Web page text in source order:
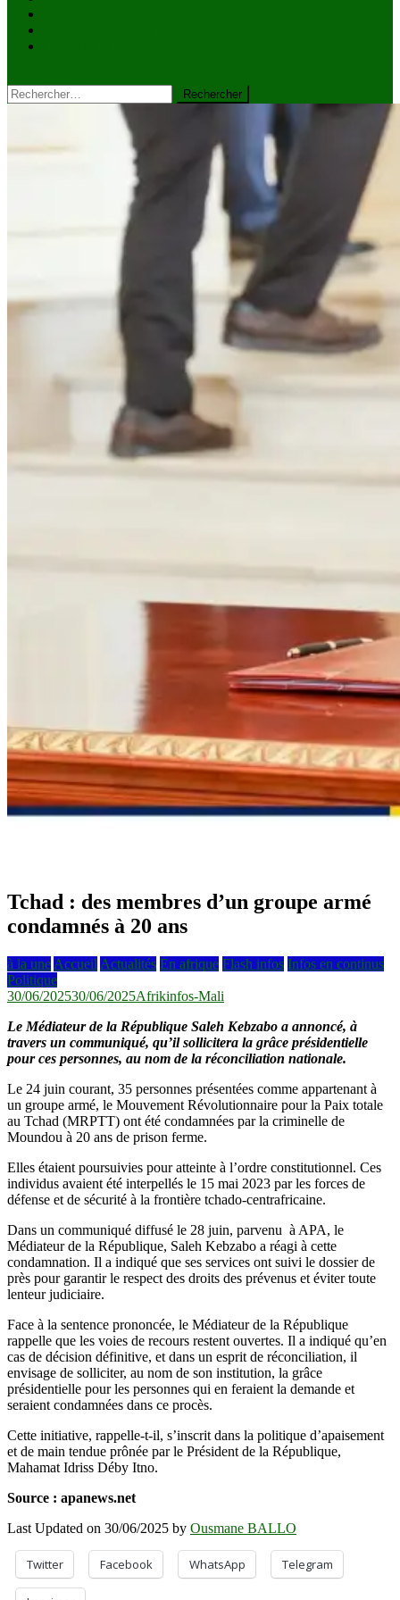
Rechercher :
Tchad : des membres d’un groupe armé
condamnés à 20 ans
à la une Accueil Actualités En afrique Flash infos Infos en continus
Politique
30/06/202530/06/2025Afrikinfos-Mali
Le Médiateur de la République Saleh Kebzabo a annoncé, à
travers un communiqué, qu’il sollicitera la grâce présidentielle
pour ces personnes, au nom de la réconciliation nationale.
Le 24 juin courant, 35 personnes présentées comme appartenant à
un groupe armé, le Mouvement Révolutionnaire pour la Paix totale
au Tchad (MRPTT) ont été condamnées par la criminelle de
Moundou à 20 ans de prison ferme.
Elles étaient poursuivies pour atteinte à l’ordre constitutionnel. Ces
individus avaient été interpellés le 15 mai 2023 par les forces de
défense et de sécurité à la frontière tchado-centrafricaine.
Dans un communiqué diffusé le 28 juin, parvenu à APA, le
Médiateur de la République, Saleh Kebzabo a réagi à cette
condamnation. Il a indiqué que ses services ont suivi le dossier de
près pour garantir le respect des droits des prévenus et éviter toute
lenteur judiciaire.
Face à la sentence prononcée, le Médiateur de la République
rappelle que les voies de recours restent ouvertes. Il a indiqué qu’en
cas de décision définitive, et dans un esprit de réconciliation, il
envisage de solliciter, au nom de son institution, la grâce
présidentielle pour les personnes qui en feraient la demande et
seraient condamnées dans ce procès.
Cette initiative, rappelle-t-il, s’inscrit dans la politique d’apaisement
et de main tendue prônée par le Président de la République,
Mahamat Idriss Déby Itno.
Source : apanews.net
Last Updated on 30/06/2025 by Ousmane BALLO
Twitter Facebook WhatsApp Telegram